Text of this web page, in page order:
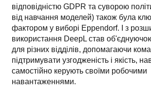
відповідністю GDPR та суворою
від навчання моделей) також була
фактором у виборі Eppendorf. І з
використання DeepL став
для різних відділів, допомагаючи
підтримувати узгодженість і якість,
самостійно керують своїми робочими
навантаженнями.